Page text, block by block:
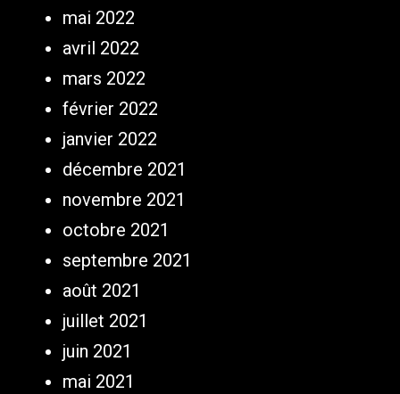
mai 2022
avril 2022
mars 2022
février 2022
janvier 2022
décembre 2021
novembre 2021
octobre 2021
septembre 2021
août 2021
juillet 2021
juin 2021
mai 2021